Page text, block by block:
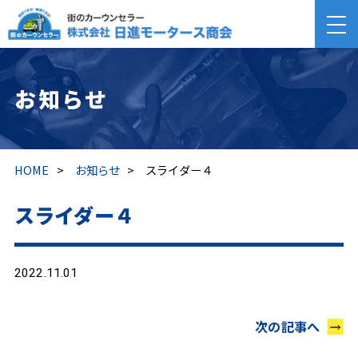
お知らせ
HOME > お知らせ > スライダー４
スライダー４
2022.11.01
次の記事へ